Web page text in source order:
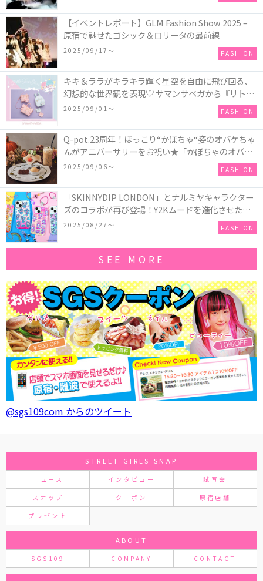
【イベントレポート】GLM Fashion Show 2025 –
原宿で魅せたゴシック＆ロリータの最前線
2025/09/17〜 FASHION
キキ＆ララがキラキラ輝く星空を自由に飛び回る、
幻想的な世界観を表現♡ サマンサベガから『リトル
ツインスターズ』50周年アニバーサリーイヤー』を
2025/09/01〜 FASHION
Q-pot.23周年！ほっこり“かぼちゃ“姿のオバケちゃ
んがアニバーサリーをお祝い★「かぼちゃのオバケ
ーキアクセサリー」が新発売！Q-pot CAFE.では
「かぼちゃのオバケーキプレート」も登場
2025/09/06〜 FASHION
「SKINNYDIP LONDON」とナルミヤキャラクター
ズのコラボが再び登場！Y2Kムードを進化させた新
作コレクションを発売♪
2025/08/27〜 FASHION
SEE MORE
@sgs109com からのツイート
STREET GIRLS SNAP
ニュース インタビュー 試写会
スナップ クーポン 原宿店舗
プレゼント
ABOUT
SGS109 COMPANY CONTACT